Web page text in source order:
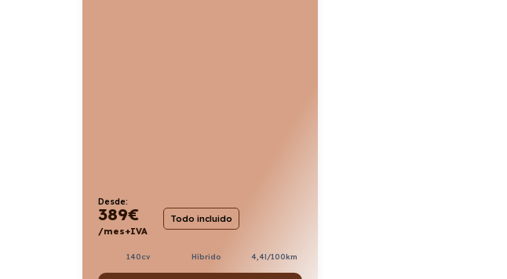
Desde:
389€
/mes+IVA
Todo incluido
140cv Híbrido 4,4l/100km